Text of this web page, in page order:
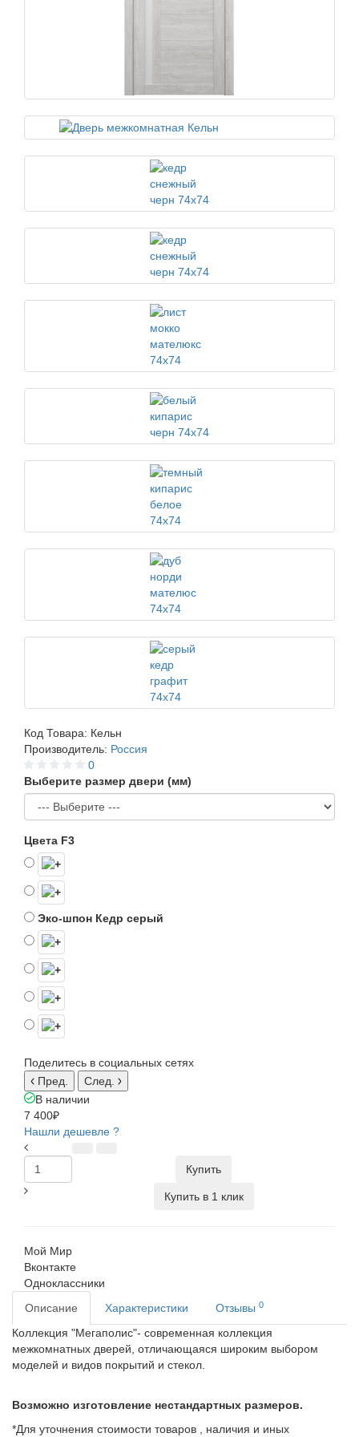
Код Товара: Кельн
Производитель: Россия
0
Выберите размер двери (мм)
Цвета F3
Эко-шпон Кедр серый
Поделитесь в социальных сетях
Пред.
След.
В наличии
7 400₽
Нашли дешевле ?
Купить
Купить в 1 клик
Мой Мир
Вконтакте
Одноклассники
Описание
Характеристики Отзывы 0
Коллекция "Мегаполис"- современная коллекция
межкомнатных дверей, отличающаяся широким выбором
моделей и видов покрытий и стекол.
Возможно изготовление нестандартных размеров.
*Для уточнения стоимости товаров , наличия и иных